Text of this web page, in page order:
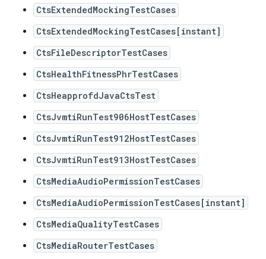
CtsExtendedMockingTestCases
CtsExtendedMockingTestCases[instant]
CtsFileDescriptorTestCases
CtsHealthFitnessPhrTestCases
CtsHeapprofdJavaCtsTest
CtsJvmtiRunTest906HostTestCases
CtsJvmtiRunTest912HostTestCases
CtsJvmtiRunTest913HostTestCases
CtsMediaAudioPermissionTestCases
CtsMediaAudioPermissionTestCases[instant]
CtsMediaQualityTestCases
CtsMediaRouterTestCases